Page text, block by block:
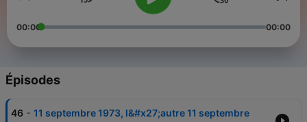
00:00 00:00
Épisodes
46 - 11 septembre 1973, l&#x27;autre 11 septembre